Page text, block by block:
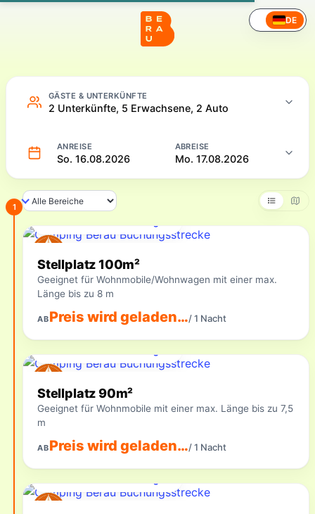
DE
Camping – Online buchen
GÄSTE & UNTERKÜNFTE
2 Unterkünfte, 5 Erwachsene, 2 Auto
ANREISE
So. 16.08.2026
ABREISE
Mo. 17.08.2026
1
Verfügbare Unterkünfte
Stellplatz 100m²
Geeignet für Wohnmobile/Wohnwagen mit einer max.
Länge bis zu 8 m
ABPreis wird geladen…/ 1 Nacht
Stellplatz 90m²
Geeignet für Wohnmobile mit einer max. Länge bis zu 7,5
m
ABPreis wird geladen…/ 1 Nacht